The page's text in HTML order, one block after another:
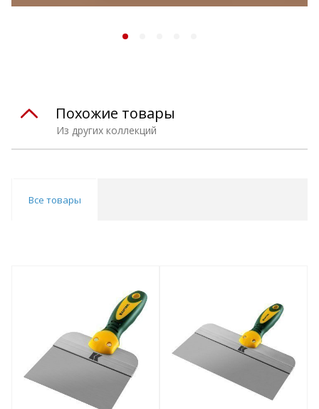
Из других коллекций
Похожие товары
Все товары